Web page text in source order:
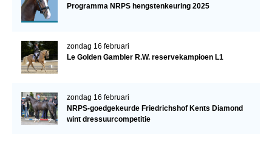
Programma NRPS hengstenkeuring 2025
zondag 16 februari
Le Golden Gambler R.W. reservekampioen L1
zondag 16 februari
NRPS-goedgekeurde Friedrichshof Kents Diamond
wint dressuurcompetitie